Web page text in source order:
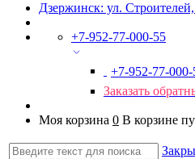
Дзержинск: ул.
+7-952-77-000-55
+7-952-77-000-
Заказать
Моя корзина 0 В корзине